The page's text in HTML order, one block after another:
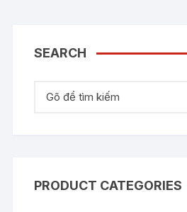
SEARCH
Tìm kiếm:
PRODUCT CATEGORIES